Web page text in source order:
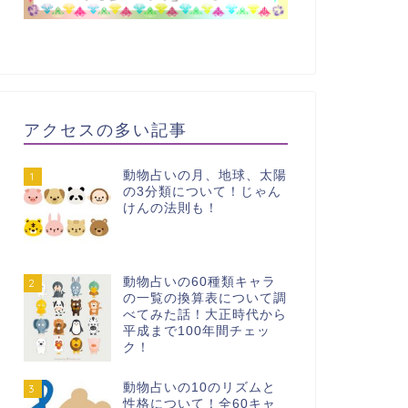
アクセスの多い記事
1
動物占いの月、地球、太陽
の3分類について！じゃん
けんの法則も！
2
動物占いの60種類キャラ
の一覧の換算表について調
べてみた話！大正時代から
平成まで100年間チェッ
ク！
3
動物占いの10のリズムと
性格について！全60キャ